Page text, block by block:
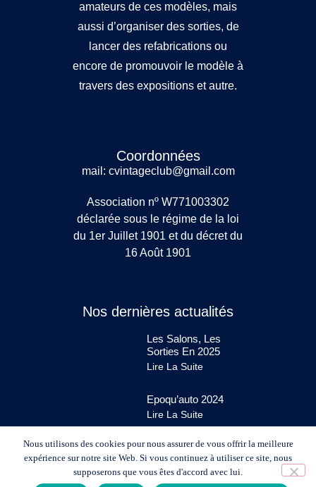
amateurs de ces modèles, mais
aussi d’organiser des sorties, de
lancer des refabrications ou
encore de promouvoir le modèle à
travers des expositions et autre.
Coordonnées
mail: cvintageclub@gmail.com
Association nº W771003302
déclarée sous le régime de la loi
du 1er Juillet 1901 et du décret du
16 Août 1901
Nos dernières actualités
Les Salons, Les
Sorties En 2025
Lire La Suite
Epoqu’auto 2024
Lire La Suite
Nous utilisons des cookies pour nous assurer de vous offrir la meilleure
expérience sur notre site Web. Si vous continuez à utiliser ce site, nous
supposerons que vous êtes d'accord avec lui.